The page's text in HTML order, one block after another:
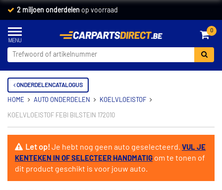
2 miljoen onderdelen op voorraad
0
ONDERDELENCATALOGUS
HOME AUTO ONDERDELEN KOELVLOEISTOF
KOELVLOEISTOF FEBI BILSTEIN 172010
Let op!Je hebt nog geen auto geselecteerd. VUL JE
KENTEKEN IN OF SELECTEER HANDMATIG om te tonen of
dit product geschikt is voor jouw auto.